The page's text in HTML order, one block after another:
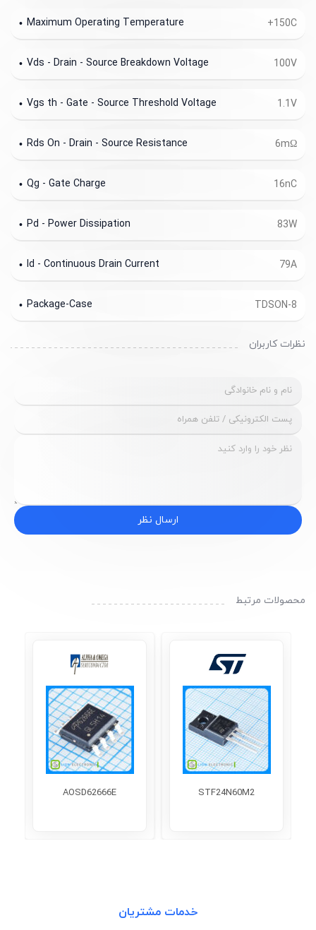
+150C
Maximum Operating Temperature
100V
Vds - Drain - Source Breakdown Voltage
1.1V
Vgs th - Gate - Source Threshold Voltage
6mΩ
Rds On - Drain - Source Resistance
16nC
Qg - Gate Charge
83W
Pd - Power Dissipation
79A
Id - Continuous Drain Current
TDSON-8
Package-Case
نظرات کاربران
ارسال نظر
محصولات مرتبط
STF24N60M2
AOSD62666E
خدمات مشتریان